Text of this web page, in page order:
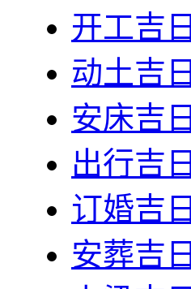
开工吉日
动土吉日
安床吉日
出行吉日
订婚吉日
安葬吉日